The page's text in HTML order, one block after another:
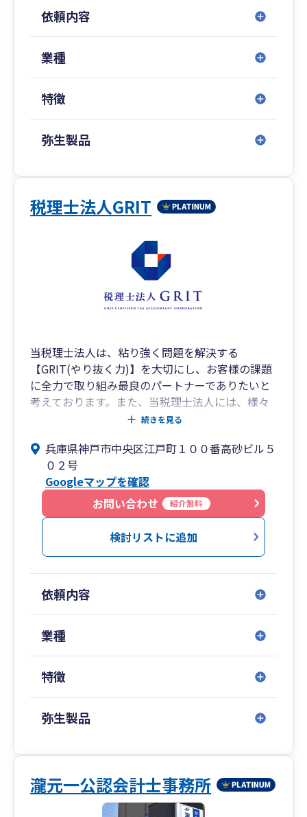
入江会計事務所は、本気で「起業家支援をした
い」と思ってます。
売上規模が1000万/年を超えても、年額２５万円
で顧問契約も可能です。
※お問い合わせの際は、必ず「弥生のスマートプ
ランを見た」とお伝えください。
依頼内容
業種
特徴
弥生製品
税理士法人GRIT
当税理士法人は、粘り強く問題を解決する
【GRIT(やり抜く力)】を大切にし、お客様の課題
に全力で取り組み最良のパートナーでありたいと
考えております。また、当税理士法人には、様々
な分野に特化した税理士が6名在籍しておりお客
様と共に成長し信頼される税理士法人を目指し、
常にプロフェッショナルとしての誇りを持って対
応致します。
続きを見る
兵庫県神戸市中央区江戸町１００番高砂ビル５
０２号
Googleマップを確認
お問い合わせ
紹介無料
検討リストに追加
依頼内容
業種
特徴
弥生製品
瀧元一公認会計士事務所